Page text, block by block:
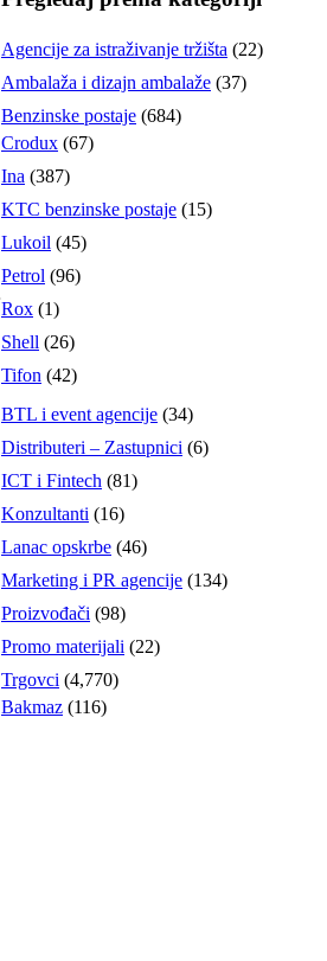
Agencije za istraživanje tržišta (22)
Ambalaža i dizajn ambalaže (37)
Benzinske postaje (684)
Crodux (67)
Ina (387)
KTC benzinske postaje (15)
Lukoil (45)
Petrol (96)
Rox (1)
Shell (26)
Tifon (42)
BTL i event agencije (34)
Distributeri – Zastupnici (6)
ICT i Fintech (81)
Konzultanti (16)
Lanac opskrbe (46)
Marketing i PR agencije (134)
Proizvođači (98)
Promo materijali (22)
Trgovci (4,770)
Bakmaz (116)